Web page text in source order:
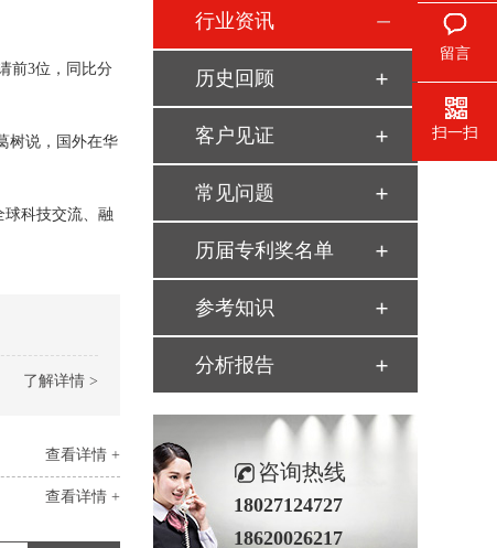
前3位，同比分
树说，国外在华
科技交流、融
了解详情 >
查看详情 +
查看详情 +
行业资讯
历史回顾
客户见证
常见问题
历届专利奖名单
参考知识
分析报告
咨询热线
18027124727
18620026217
留言
扫一扫